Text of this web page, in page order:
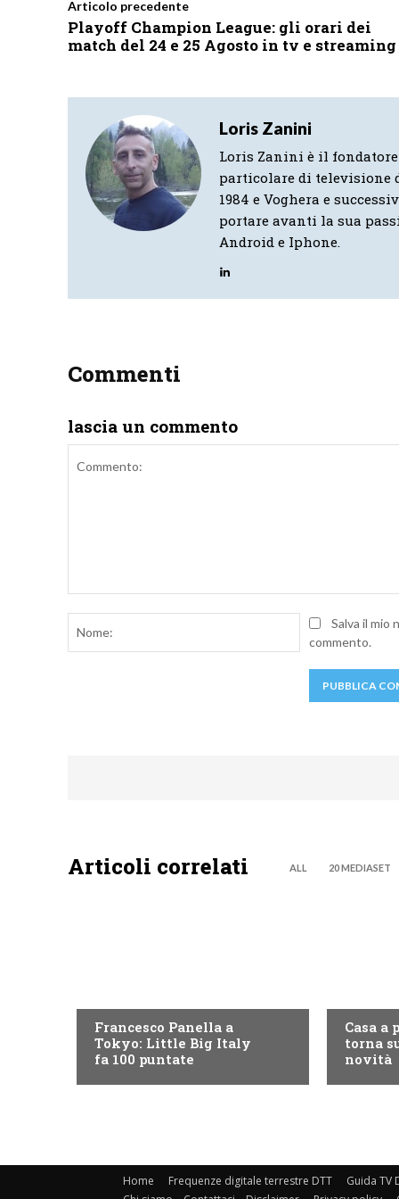
Articolo precedente
Playoff Champion League: gli orari dei
match del 24 e 25 Agosto in tv e streaming
Loris Zanini
Loris Zanini è il
particolare di televisione
1984 e Voghera e
portare avanti la sua
Android e Iphone.
Commenti
lascia un commento
Nome:Salva il mio
commento.
Articoli correlati ALL 20 MEDIASET
Francesco Panella a
Tokyo: Little Big Italy
fa 100 puntate
Casa a
torna
novità
Home Frequenze digitale terrestre DTT Guida TV